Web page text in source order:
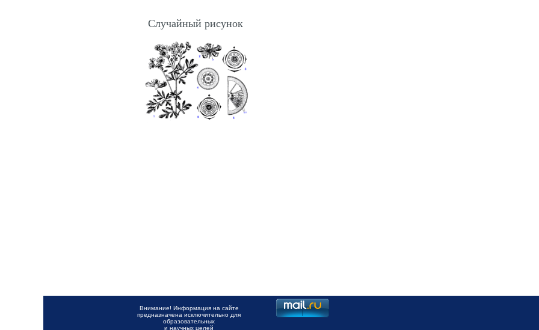
Случайный рисунок
Внимание! Информация на сайте
предназначена исключительно для
образовательных
и научных целей